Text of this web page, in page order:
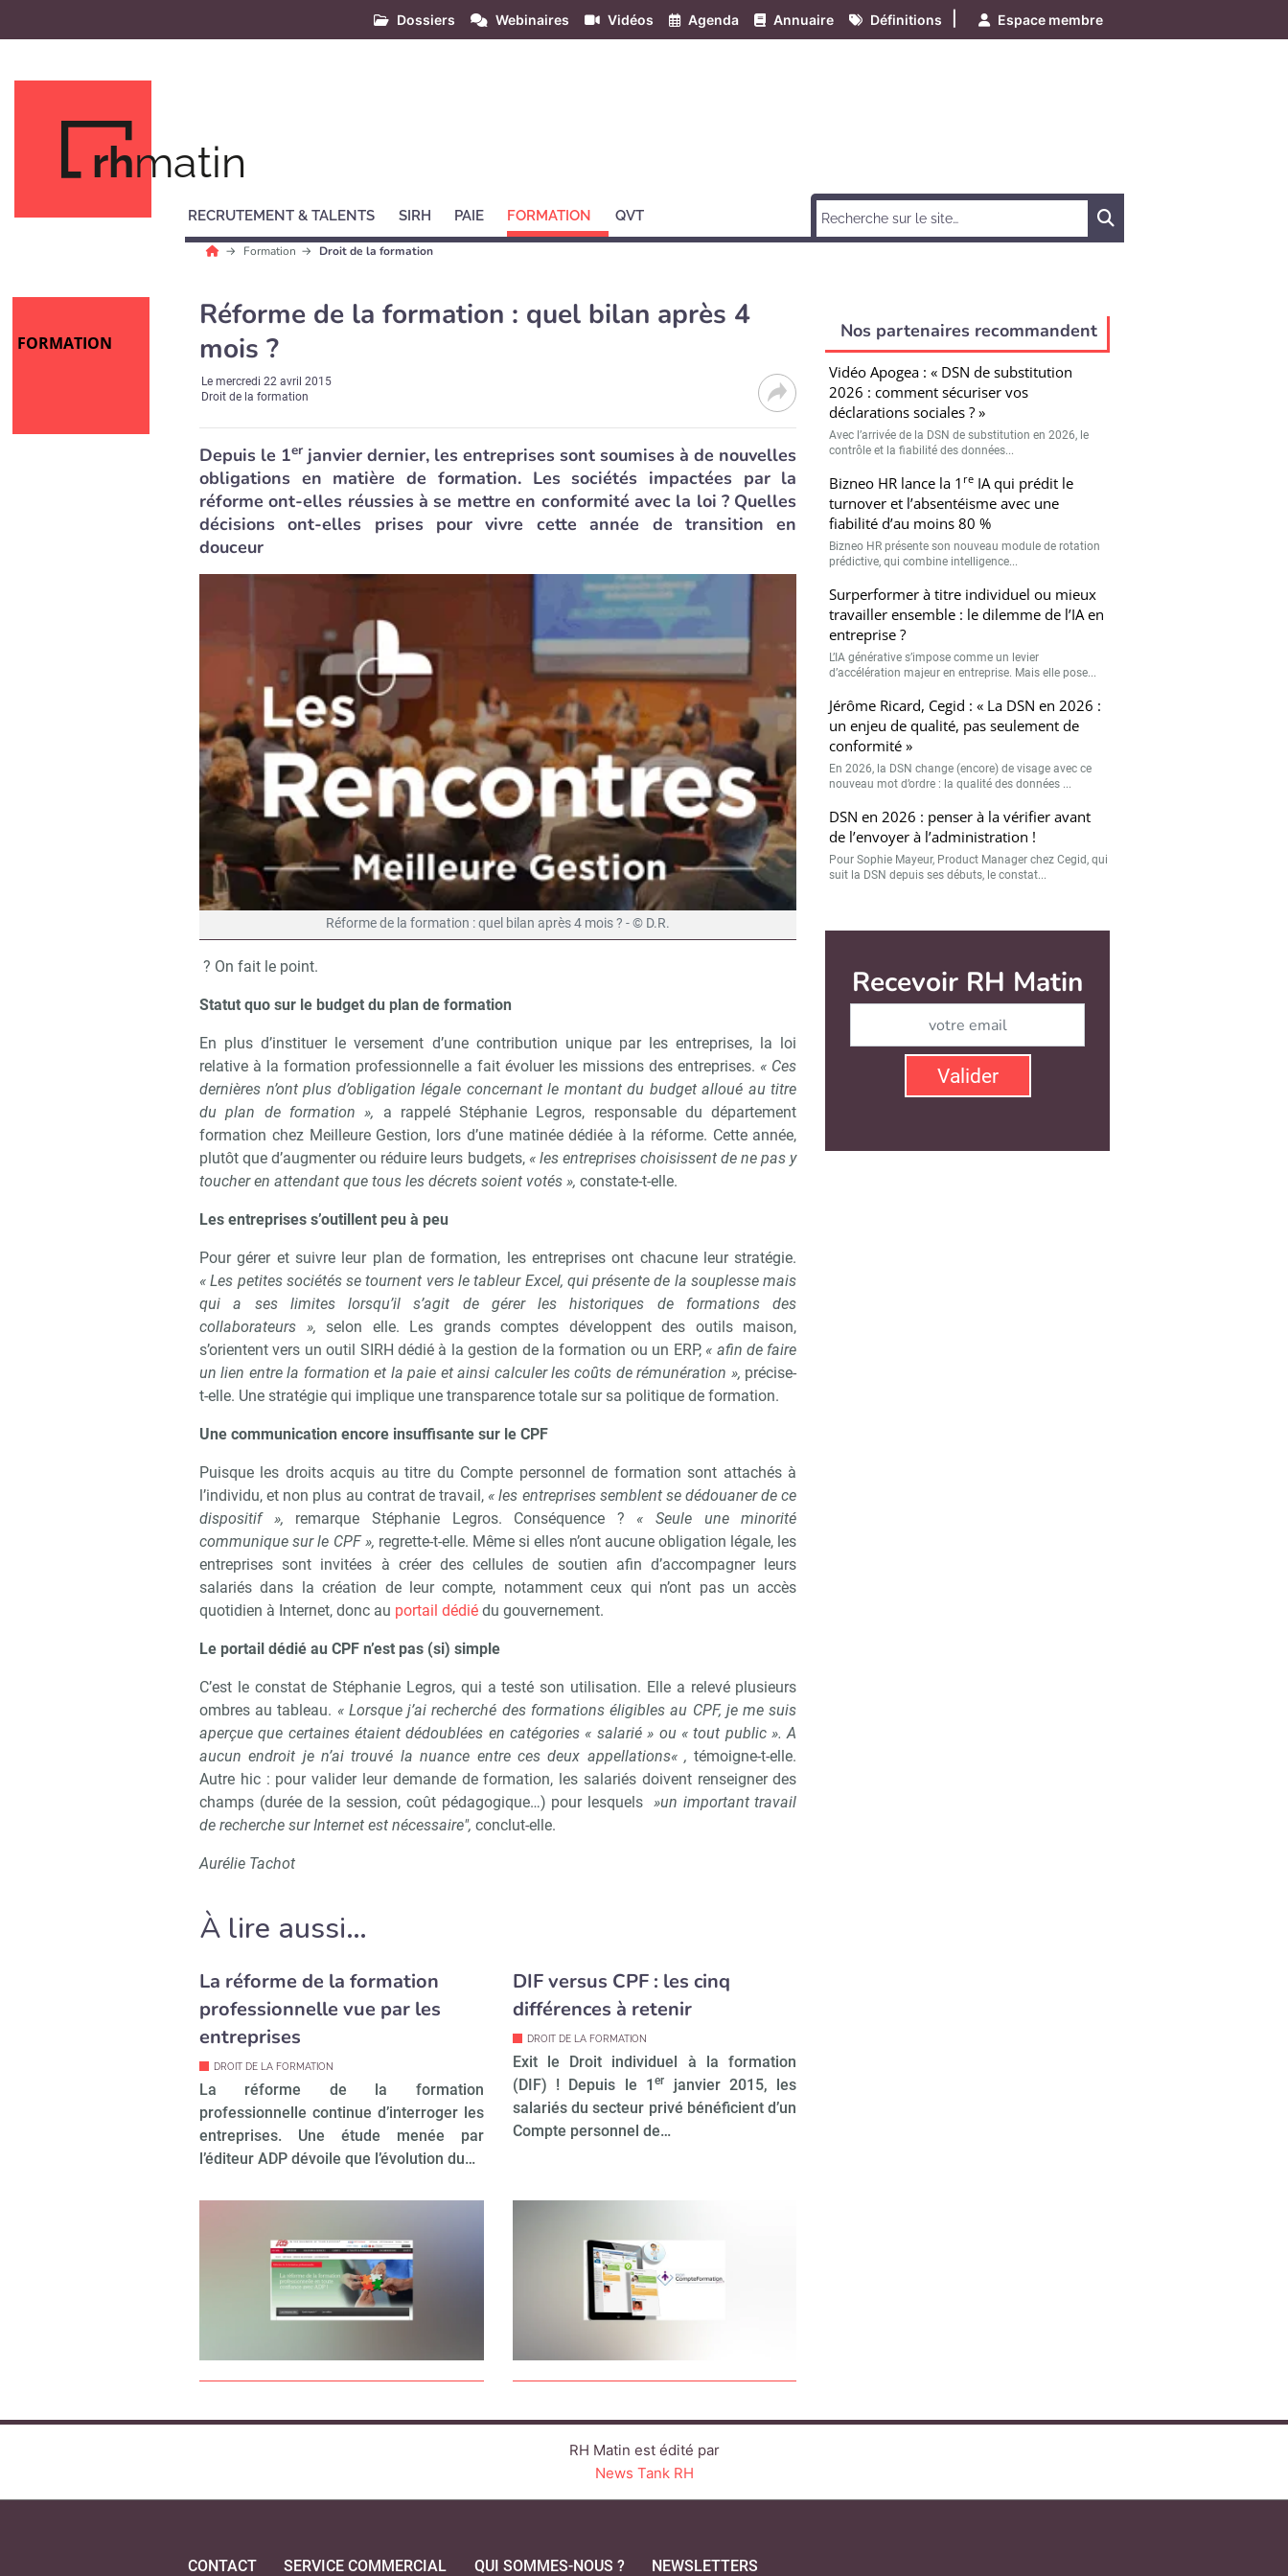
Dossiers Webinaires Vidéos Agenda Annuaire Définitions Espace membre
rhmatin
RECRUTEMENT & TALENTS SIRH PAIE FORMATION QVT
Formation Droit de la formation
FORMATION
Réforme de la formation : quel bilan après 4
mois ?
Lemercredi 22 avril 2015
Droit de la formation
Depuis le 1er janvier dernier, les entreprises sont soumises à de nouvelles
obligations en matière de formation. Les sociétés impactées par la
réforme ont-elles réussies à se mettre en conformité avec la loi ? Quelles
décisions ont-elles prises pour vivre cette année de transition en
douceur
Réforme de la formation : quel bilan après 4 mois ? - © D.R.
? On fait le point.
Statut quo sur le budget du plan de formation
En plus d’instituer le versement d’une contribution unique par les entreprises, la loi
relative à la formation professionnelle a fait évoluer les missions des entreprises. « Ces
dernières n’ont plus d’obligation légale concernant le montant du budget alloué au titre
du plan de formation », a rappelé Stéphanie Legros, responsable du département
formation chez Meilleure Gestion, lors d’une matinée dédiée à la réforme. Cette année,
plutôt que d’augmenter ou réduire leurs budgets, « les entreprises choisissent de ne pas y
toucher en attendant que tous les décrets soient votés », constate-t-elle.
Les entreprises s’outillent peu à peu
Pour gérer et suivre leur plan de formation, les entreprises ont chacune leur stratégie.
« Les petites sociétés se tournent vers le tableur Excel, qui présente de la souplesse mais
qui a ses limites lorsqu’il s’agit de gérer les historiques de formations des
collaborateurs »,selon elle. Les grands comptes développent des outils maison,
s’orientent vers un outil SIRH dédié à la gestion de la formation ou un ERP, « afin de faire
un lien entre la formation et la paie et ainsi calculer les coûts de rémunération », précise-
t-elle. Une stratégie qui implique une transparence totale sur sa politique de formation.
Une communication encore insuffisante sur le CPF
Puisque les droits acquis au titre du Compte personnel de formation sont attachés à
l’individu, et non plus au contrat de travail, « les entreprises semblent se dédouaner de ce
dispositif », remarque Stéphanie Legros. Conséquence ? « Seule une minorité
communique sur le CPF », regrette-t-elle. Même si elles n’ont aucune obligation légale, les
entreprises sont invitées à créer des cellules de soutien afin d’accompagner leurs
salariés dans la création de leur compte, notamment ceux qui n’ont pas un accès
quotidien à Internet, donc au portail dédié du gouvernement.
Le portail dédié au CPF n’est pas (si) simple
C’est le constat de Stéphanie Legros, qui a testé son utilisation. Elle a relevé plusieurs
ombres au tableau. « Lorsque j’ai recherché des formations éligibles au CPF, je me suis
aperçue que certaines étaient dédoublées en catégories « salarié » ou « tout public ». A
aucun endroit je n’ai trouvé la nuance entre ces deux appellations« ,témoigne-t-elle.
Autre hic : pour valider leur demande de formation, les salariés doivent renseigner des
champs (durée de la session, coût pédagogique…) pour lesquels »un important travail
de recherche sur Internet est nécessaire", conclut-elle.
Aurélie Tachot
À lire aussi…
La réforme de la formation
professionnelle vue par les
entreprises
DROIT DE LA FORMATION
La réforme de la formation
professionnelle continue d’interroger les
entreprises. Une étude menée par
l’éditeur ADP dévoile que l’évolution du…
DIF versus CPF : les cinq
différences à retenir
DROIT DE LA FORMATION
Exit le Droit individuel à la formation
(DIF) ! Depuis le 1er
janvier 2015, les
salariés du secteur privé bénéficient d’un
Compte personnel de…
Nos partenaires recommandent
Vidéo Apogea : « DSN de substitution
2026 : comment sécuriser vos
déclarations sociales ? »
Avec l’arrivée de la DSN de substitution en 2026, le
contrôle et la fiabilité des données...
Bizneo HR lance la 1 reIA qui prédit le
turnover et l’absentéisme avec une
fiabilité d’au moins 80 %
Bizneo HR présente son nouveau module de rotation
prédictive, qui combine intelligence...
Surperformer à titre individuel ou mieux
travailler ensemble : le dilemme de l’IA en
entreprise ?
L’IA générative s’impose comme un levier
d’accélération majeur en entreprise. Mais elle pose...
Jérôme Ricard, Cegid : « La DSN en 2026 :
un enjeu de qualité, pas seulement de
conformité »
En 2026, la DSN change (encore) de visage avec ce
nouveau mot d’ordre : la qualité des données ...
DSN en 2026 : penser à la vérifier avant
de l’envoyer à l’administration !
Pour Sophie Mayeur, Product Manager chez Cegid, qui
suit la DSN depuis ses débuts, le constat...
Recevoir RH Matin Abonnez-vous à notre newsletter
RH Matin est édité par
News Tank RH
CONTACT SERVICE COMMERCIAL QUI SOMMES-NOUS ? NEWSLETTERS